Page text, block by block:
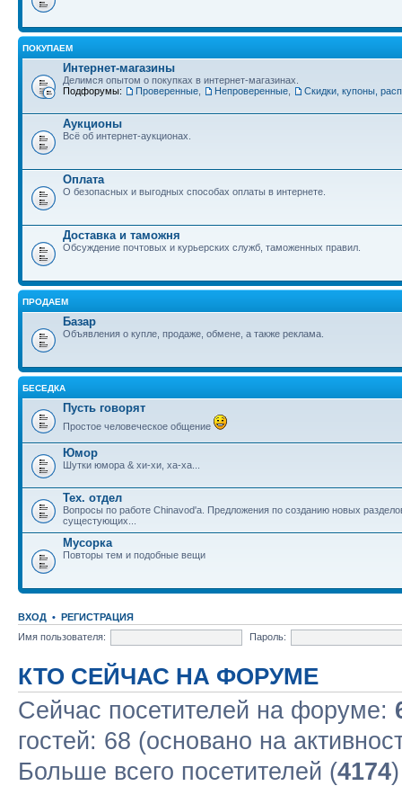
ПОКУПАЕМ
Интернет-магазины
Делимся опытом о покупках в интернет-магазинах.
Подфорумы:
Проверенные Непроверенные Скидки, купоны,
Аукционы
Всё об интернет-аукционах.
Оплата
О безопасных и выгодных способах оплаты в интернете.
Доставка и таможня
Обсуждение почтовых и курьерских служб, таможенных правил.
ПРОДАЕМ
Базар
Объявления о купле, продаже, обмене, а также реклама.
БЕСЕДКА
Пусть говорят
Простое человеческое общение
Юмор
Шутки юмора & хи-хи, ха-ха...
Тех. отдел
Вопросы по работе Chinavod'а. Предложения по созданию новых
сущестующих...
Мусорка
Повторы тем и подобные вещи
ВХОД • РЕГИСТРАЦИЯ
Имя пользователя:
Пароль:
КТО СЕЙЧАС НА ФОРУМЕ
Сейчас посетителей на форуме:
гостей: 68 (основано на
Больше всего посетителей (4174